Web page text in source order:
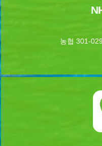
농협 301-